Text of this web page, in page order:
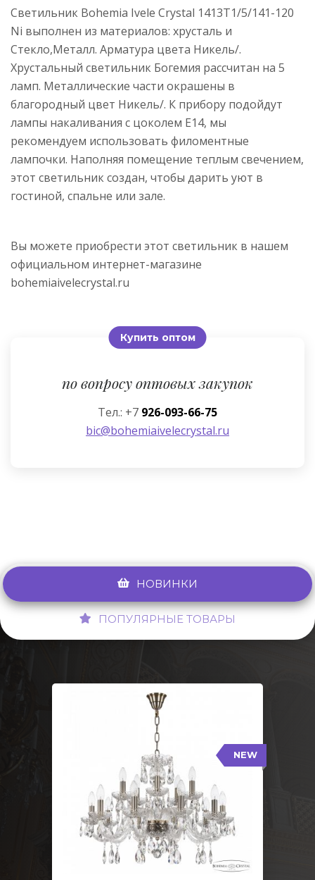
Светильник Bohemia Ivele Crystal 1413T1/5/141-120
Ni выполнен из материалов: хрусталь и
Стекло,Металл. Арматура цвета Никель/.
Хрустальный светильник Богемия рассчитан на 5
ламп. Металлические части окрашены в
благородный цвет Никель/. К прибору подойдут
лампы накаливания с цоколем E14, мы
рекомендуем использовать филоментные
лампочки. Наполняя помещение теплым свечением,
этот светильник создан, чтобы дарить уют в
гостиной, спальне или зале.
Вы можете приобрести этот светильник в нашем
официальном интернет-магазине
bohemiaivelecrystal.ru
Купить оптом
по вопросу оптовых закупок
Тел.: +7 926-093-66-75
bic@bohemiaivelecrystal.ru
НОВИНКИ
ПОПУЛЯРНЫЕ ТОВАРЫ
NEW
117/10+5/240 Pa
Тип: Стеклянный рожок
Цвет арматуры: Патина/
Кол-во ламп: 15
Диаметр: 70 см